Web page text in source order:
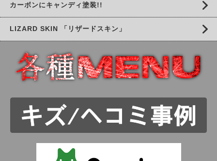
カーボンにキャンディ塗装!!
LIZARD SKIN 「リザードスキン」